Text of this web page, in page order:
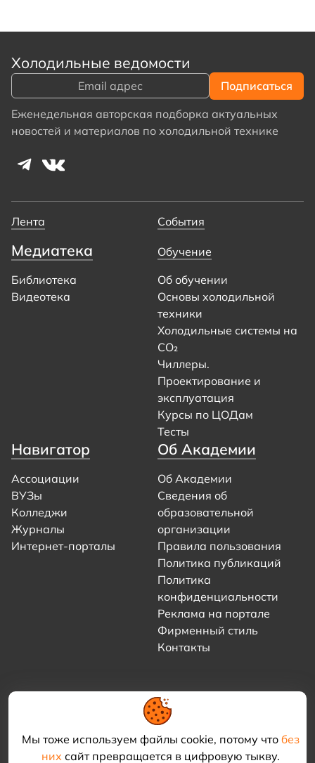
Мы тоже используем файлы cookie, потому что без
нихсайт превращается в цифровую тыкву.
Холодильные ведомости
Еженедельная авторская подборка актуальных
новостей и материалов по холодильной технике
Лента События
Медиатека
Библиотека
Видеотека
Обучение
Об обучении
Основы холодильной
техники
Холодильные системы на
CO₂
Чиллеры.
Проектирование и
эксплуатация
Курсы по ЦОДам
Тесты
Навигатор
Ассоциации
ВУЗы
Колледжи
Журналы
Интернет-порталы
Об Академии
Об Академии
Сведения об
образовательной
организации
Правила пользования
Политика публикаций
Политика
конфиденциальности
Реклама на портале
Фирменный стиль
Контакты